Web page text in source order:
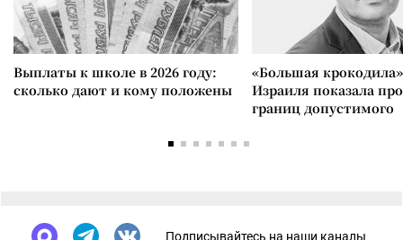
Выплаты к школе в 2026 году:
сколько дают и кому положены
«Большая
Израиля показала
границ допустимого
Подписывайтесь на наши каналы